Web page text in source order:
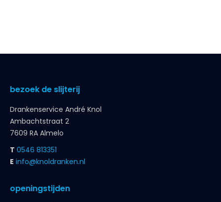
bezoek de slijterij
Drankenservice André Knol
Ambachtstraat 2
7609 RA Almelo
T 0546 813351
E info@knoldranken.nl
openingstijden